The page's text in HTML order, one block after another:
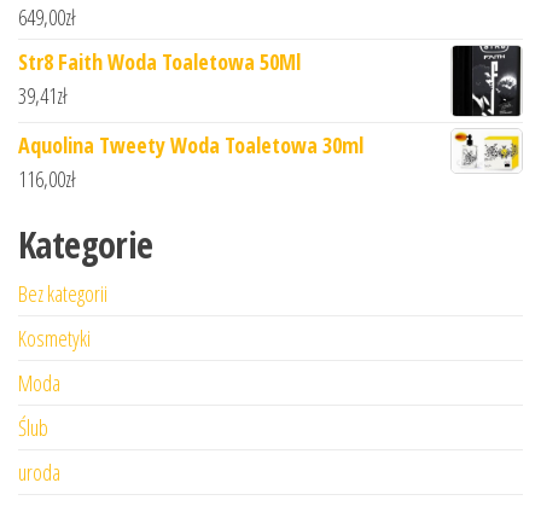
649,00zł
Str8 Faith Woda Toaletowa 50Ml
39,41zł
Aquolina Tweety Woda Toaletowa 30ml
116,00zł
Kategorie
Bez kategorii
Kosmetyki
Moda
Ślub
uroda